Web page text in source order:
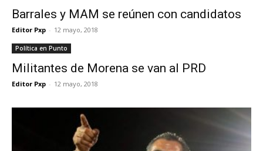
Barrales y MAM se reúnen con candidatos
Editor Pxp - 12 mayo, 2018
Política en Punto
Militantes de Morena se van al PRD
Editor Pxp - 12 mayo, 2018